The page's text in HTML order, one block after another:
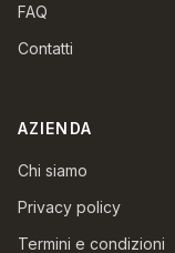
FAQ
Contatti
AZIENDA
Chi siamo
Privacy policy
Termini e condizioni